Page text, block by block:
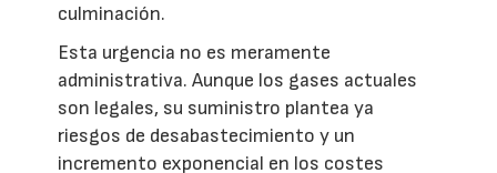
culminación.
Esta urgencia no es meramente
administrativa. Aunque los gases actuales
son legales, su suministro plantea ya
riesgos de desabastecimiento y un
incremento exponencial en los costes